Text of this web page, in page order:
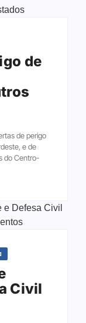
de
de perigo
e de
do Centro-
Civil